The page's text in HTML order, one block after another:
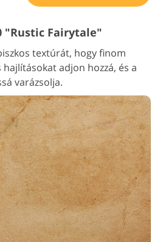
"Rustic Fairytale"
textúrát, hogy finom
adjon hozzá, és a
varázsolja.